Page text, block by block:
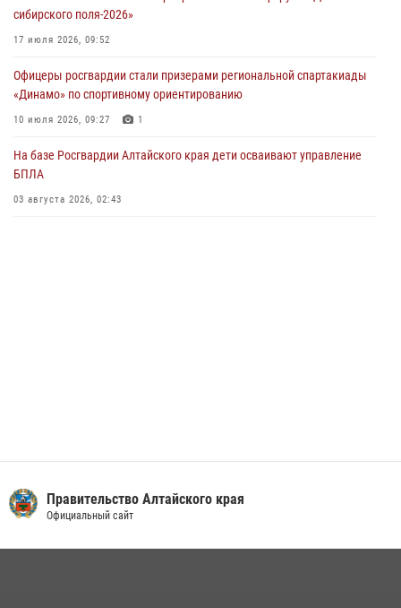
Сотрудники Росгвардии провели встречу с юными пограничниками
03 июля 2026, 04:03
Управление Росгвардии по Алтайскому краю провело для детей
02 июля 2026, 00:55
В краевом управлении вневедомственной охраны Росгвардии по
сибирского поля-2026»
17 июля 2026, 09:52
Офицеры росгвардии стали призерами региональной спартакиады
«Динамо» по спортивному ориентированию
10 июля 2026, 09:27 1
На базе Росгвардии Алтайского края дети осваивают управление
БПЛА
03 августа 2026, 02:43
Правительство Алтайского края
Официальный сайт